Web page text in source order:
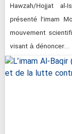
Hawzah/Hojjat
présenté l’imam
mouvement
visant à dénoncer…